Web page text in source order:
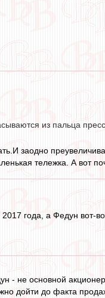
из пальца
заодно
тележка. А вот
года, а Федун вот-
- не основной
дойти до факта